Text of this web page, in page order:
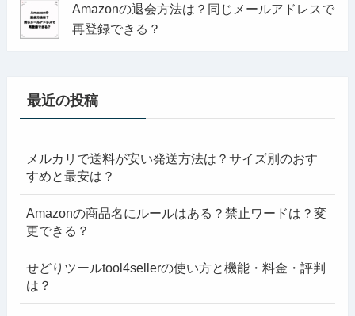
Amazonの退会方法は？同じメールアドレスで
再登録できる？
最近の投稿
メルカリで送料が安い発送方法は？サイズ別のおす
すめと最安は？
Amazonの商品名にルールはある？禁止ワードは？変
更できる？
せどりツールtool4sellerの使い方と機能・料金・評判
は？